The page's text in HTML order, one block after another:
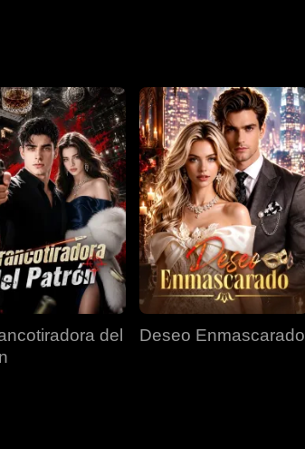
del
Deseo Enmascarado